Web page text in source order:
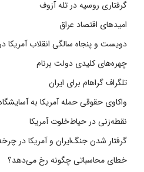
گرفتاری روسیه در تله آزوف
امیدهای اقتصاد عراق
دویست و پنجاه سالگی انقلاب آمریکا در
چهره‌های کلیدی دولت برنام
تلگراف گراهام برای ایران
واکاوی حقوقی حمله آمریکا به
نقطه‌زنی در حیاط‌خلوت آمریکا
گرفتار شدن جنگ‌ایران و آمریکا در
خطای محاسباتی چگونه رخ می‌دهد؟